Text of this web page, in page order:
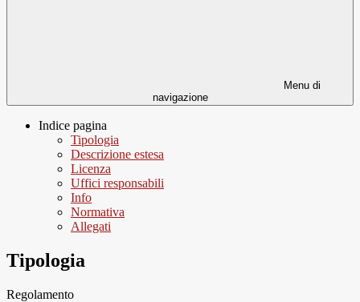
Menu di
navigazione
Indice pagina
Tipologia
Descrizione estesa
Licenza
Uffici responsabili
Info
Normativa
Allegati
Tipologia
Regolamento